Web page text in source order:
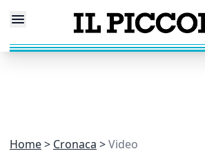
Home Cronaca Video